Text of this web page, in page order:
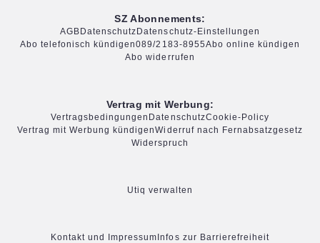
SZ Abonnements:
AGB Datenschutz Datenschutz-Einstellungen
Abo telefonisch kündigen089/2183-8955Abo online kündigen
Abo widerrufen
Vertrag mit Werbung:
Vertragsbedingungen DatenschutzCookie-Policy
Vertrag mit Werbung kündigenWiderruf nach Fernabsatzgesetz
Widerspruch
Utiq verwalten
Kontakt und Impressum Infos zur Barrierefreiheit